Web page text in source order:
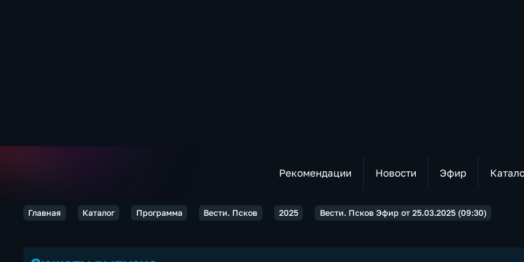
Рекомендации Новости Эфир
Главная Каталог Программа Вести. Псков 2025 Вести. Псков Эфир от 25.03.2025 (09:30)